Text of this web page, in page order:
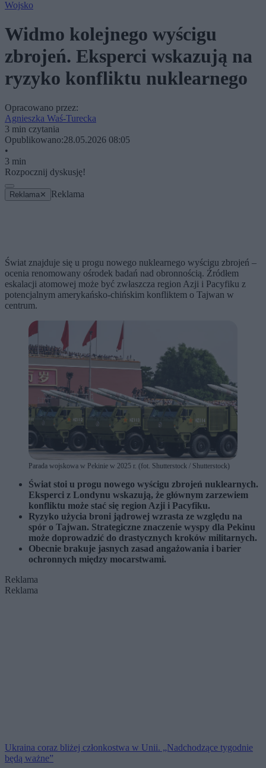
Wojsko
Widmo kolejnego wyścigu
zbrojeń. Eksperci wskazują na
ryzyko konfliktu nuklearnego
Opracowano przez:
Agnieszka Waś-Turecka
3 min czytania
Opublikowano:28.05.2026 08:05
•
3 min
Rozpocznij dyskusję!
Reklama ✕ Reklama
Świat znajduje się u progu nowego nuklearnego wyścigu zbrojeń –
ocenia renomowany ośrodek badań nad obronnością. Źródłem
eskalacji atomowej może być zwłaszcza region Azji i Pacyfiku z
potencjalnym amerykańsko-chińskim konfliktem o Tajwan w
centrum.
Parada wojskowa w Pekinie w 2025 r. (fot. Shutterstock / Shutterstock)
Świat stoi u progu nowego wyścigu zbrojeń nuklearnych.
Eksperci z Londynu wskazują, że głównym zarzewiem
konfliktu może stać się region Azji i Pacyfiku.
Ryzyko użycia broni jądrowej wzrasta ze względu na
spór o Tajwan. Strategiczne znaczenie wyspy dla Pekinu
może doprowadzić do drastycznych kroków militarnych.
Obecnie brakuje jasnych zasad angażowania i barier
ochronnych między mocarstwami.
Reklama
Reklama
Ukraina coraz bliżej członkostwa w Unii. „Nadchodzące tygodnie
będą ważne”